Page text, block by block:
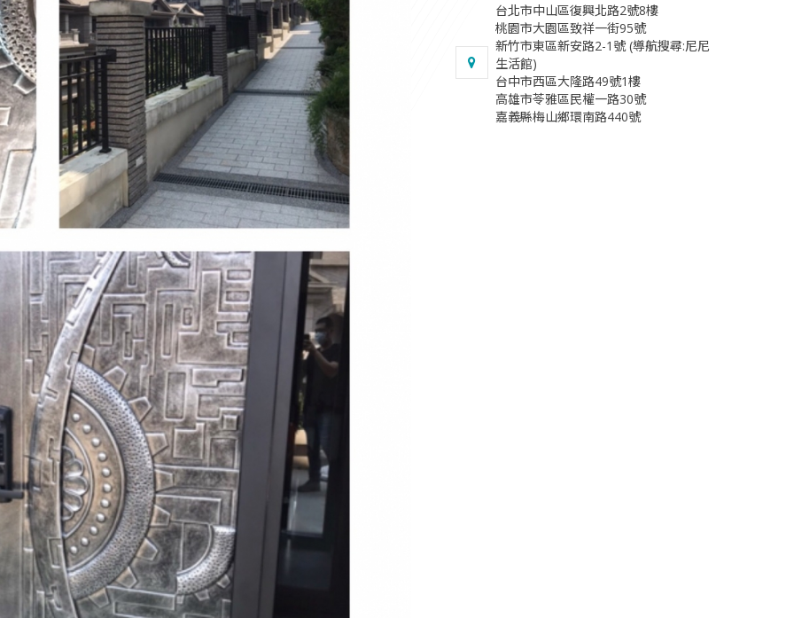
台北市中山區復興北路2號8樓
桃園市大園區致祥一街95號
新竹市東區新安路2-1號 (導航搜尋:尼尼
生活館)
台中市西區大隆路49號1樓
​高雄市苓雅區民權一路30號
​嘉義縣梅山鄉環南路440號